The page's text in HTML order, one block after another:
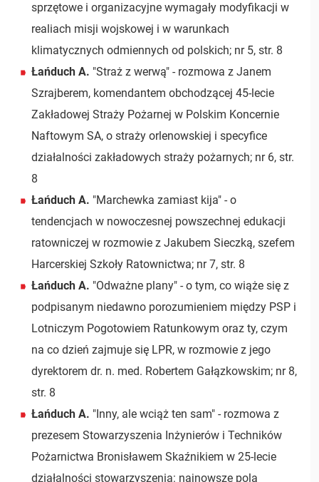
sprzętowe i organizacyjne wymagały modyfikacji w
realiach misji wojskowej i w warunkach
klimatycznych odmiennych od polskich; nr 5, str. 8
Łańduch A. "Straż z werwą" - rozmowa z Janem
Szrajberem, komendantem obchodzącej 45-lecie
Zakładowej Straży Pożarnej w Polskim Koncernie
Naftowym SA, o straży orlenowskiej i specyfice
działalności zakładowych straży pożarnych; nr 6, str.
8
Łańduch A. "Marchewka zamiast kija" - o
tendencjach w nowoczesnej powszechnej edukacji
ratowniczej w rozmowie z Jakubem Sieczką, szefem
Harcerskiej Szkoły Ratownictwa; nr 7, str. 8
Łańduch A. "Odważne plany" - o tym, co wiąże się z
podpisanym niedawno porozumieniem między PSP i
Lotniczym Pogotowiem Ratunkowym oraz ty, czym
na co dzień zajmuje się LPR, w rozmowie z jego
dyrektorem dr. n. med. Robertem Gałązkowskim; nr 8,
str. 8
Łańduch A. "Inny, ale wciąż ten sam" - rozmowa z
prezesem Stowarzyszenia Inżynierów i Techników
Pożarnictwa Bronisławem Skaźnikiem w 25-lecie
działalności stowarzyszenia: najnowsze pola